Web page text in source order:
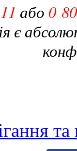
або 0
є
та